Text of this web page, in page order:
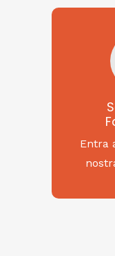
Entra
da